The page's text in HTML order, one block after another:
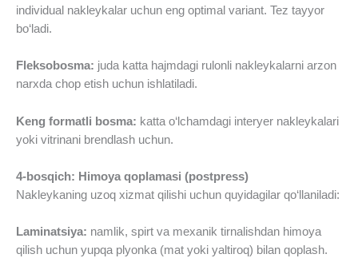
individual nakleykalar uchun eng optimal variant. Tez tayyor
bo‘ladi.
Fleksobosma: juda katta hajmdagi rulonli nakleykalarni arzon
narxda chop etish uchun ishlatiladi.
Keng formatli bosma: katta o‘lchamdagi interyer nakleykalari
yoki vitrinani brendlash uchun.
4-bosqich: Himoya qoplamasi (postpress)
Nakleykaning uzoq xizmat qilishi uchun quyidagilar qo‘llaniladi:
Laminatsiya: namlik, spirt va mexanik tirnalishdan himoya
qilish uchun yupqa plyonka (mat yoki yaltiroq) bilan qoplash.